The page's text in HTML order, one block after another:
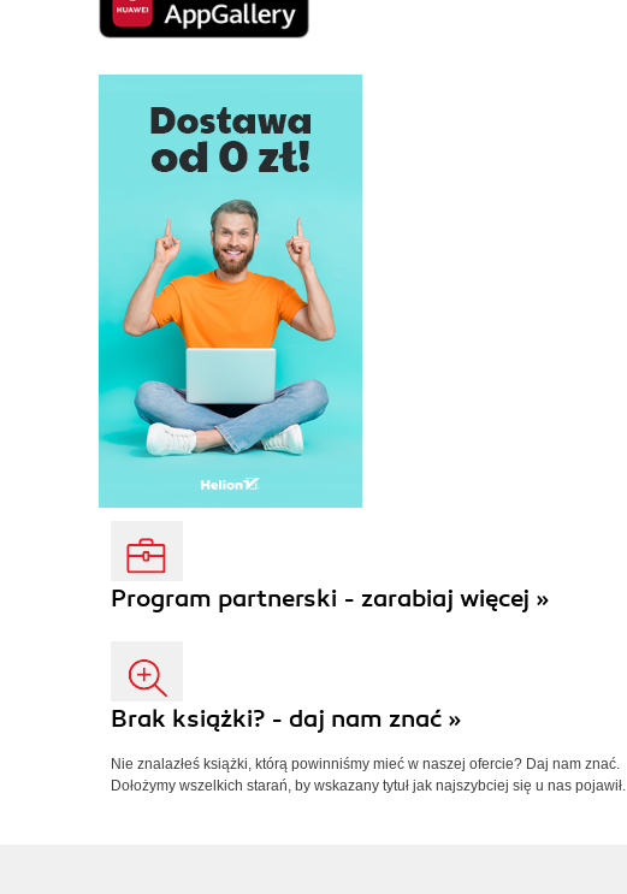
Program partnerski - zarabiaj więcej »
Brak książki? - daj nam znać »
Nie znalazłeś książki, którą powinniśmy mieć w naszej ofercie? Daj nam znać.
Dołożymy wszelkich starań, by wskazany tytuł jak najszybciej się u nas pojawił.